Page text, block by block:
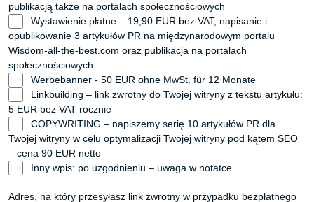
publikacją także na portalach społecznościowych
opublikowanie 3 artykułów PR na międzynarodowym portalu
Wisdom-all-the-best.com oraz publikacja na portalach
społecznościowych
Werbebanner - 50 EUR ohne MwSt. für 12 Monate
5 EUR bez VAT rocznie
Twojej witryny w celu optymalizacji Twojej witryny pod kątem SEO
– cena 90 EUR netto
Inny wpis: po uzgodnieniu – uwaga w notatce
Adres, na który przesyłasz link zwrotny w przypadku bezpłatnego